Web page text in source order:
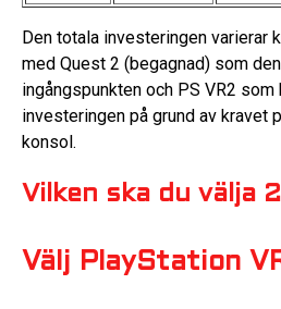
Den totala investeringen varierar
med Quest 2 (begagnad) som
ingångspunkten och PS VR2
investeringen på grund av kravet
konsol.
Vilken ska du välja
Välj PlayStation